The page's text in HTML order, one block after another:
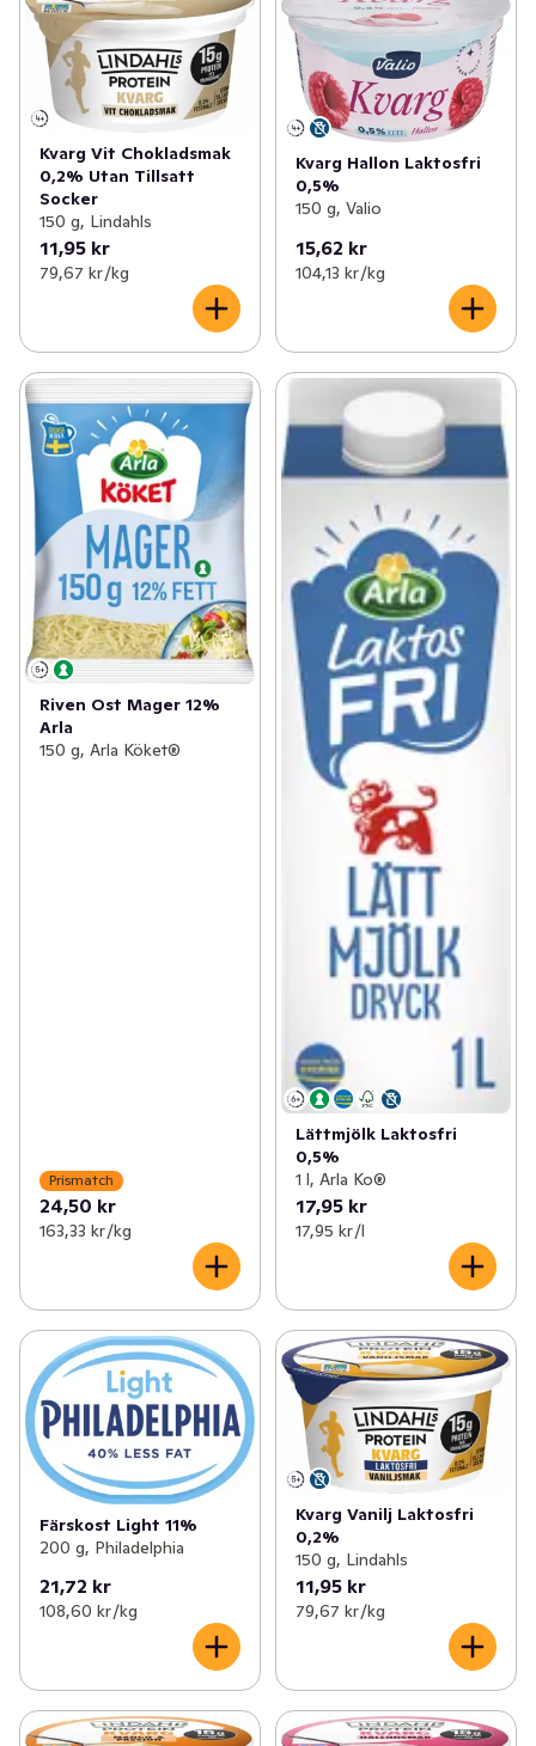
Kvarg Vit Chokladsmak
0,2% Utan Tillsatt
Socker
150 g, Lindahls
11,95 kr
79,67 kr /kg
Kvarg Hallon Laktosfri
0,5%
150 g, Valio
15,62 kr
104,13 kr /kg
Riven Ost Mager 12%
Arla
150 g, Arla Köket®
Prismatch
24,50 kr
163,33 kr /kg
Lättmjölk Laktosfri
0,5%
1 l, Arla Ko®
17,95 kr
17,95 kr /l
Färskost Light 11%
200 g, Philadelphia
21,72 kr
108,60 kr /kg
Kvarg Vanilj Laktosfri
0,2%
150 g, Lindahls
11,95 kr
79,67 kr /kg